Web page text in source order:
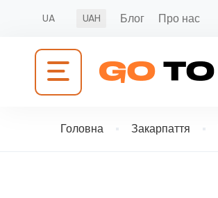
UA UAH Блог Про нас
Головна Закарпаття